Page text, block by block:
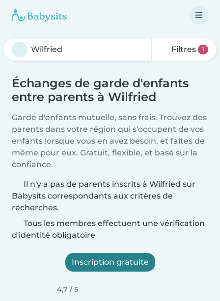
Filtres 1
Échanges de garde d'enfants
entre parents à Wilfried
Garde d'enfants mutuelle, sans frais. Trouvez des
parents dans votre région qui s'occupent de vos
enfants lorsque vous en avez besoin, et faites de
même pour eux. Gratuit, flexible, et basé sur la
confiance.
Il n'y a pas de parents inscrits à Wilfried sur
Babysits correspondants aux critères de
recherches.
Tous les membres effectuent une vérification
d'identité obligatoire
Inscription gratuite
4,7 / 5